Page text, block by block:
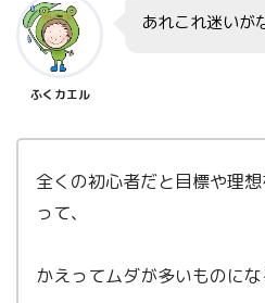
ふくカエル
あれこれ迷いが
全くの初心者だと目標や理
って、
かえってムダが多いものにな